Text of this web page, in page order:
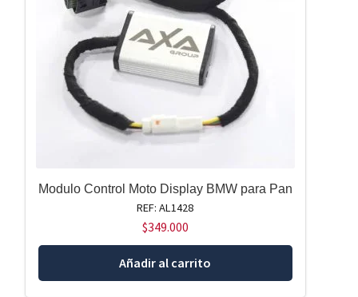
Modulo Control Moto Display BMW para Pan
REF: AL1428
$349.000
Añadir al carrito